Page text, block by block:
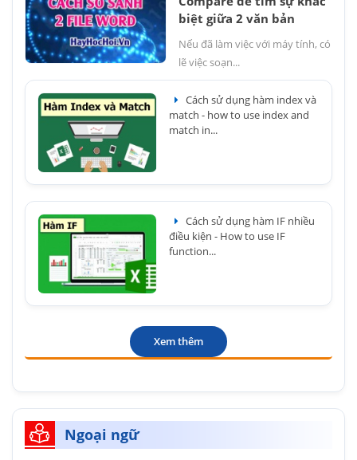
biệt giữa 2 văn bản
Nếu đã làm việc với máy tính, có
lẽ việc soạn...
Cách sử dụng hàm index và
match - how to use index and
match in...
Cách sử dụng hàm IF nhiều
điều kiện - How to use IF
function...
Xem thêm
Ngoại ngữ